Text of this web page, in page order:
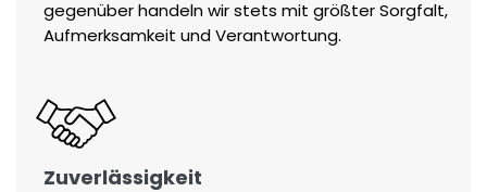
gegenüber handeln wir stets mit größter Sorgfalt,
Aufmerksamkeit und Verantwortung.
Zuverlässigkeit